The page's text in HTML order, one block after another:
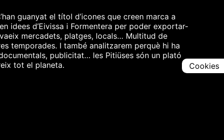
guanyat el títol d’icones que creen marca a
idees d’Eivissa i Formentera per poder exportar-
mercadets, platges, locals… Multitud de
temporades. I també analitzarem perquè hi ha
publicitat… les Pitiüses són un plató
tot el planeta.
Cookies